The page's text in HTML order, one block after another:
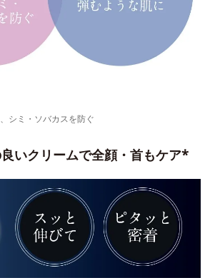
シミ・ソバカスを防ぐ
いクリームで全顔・首もケア*